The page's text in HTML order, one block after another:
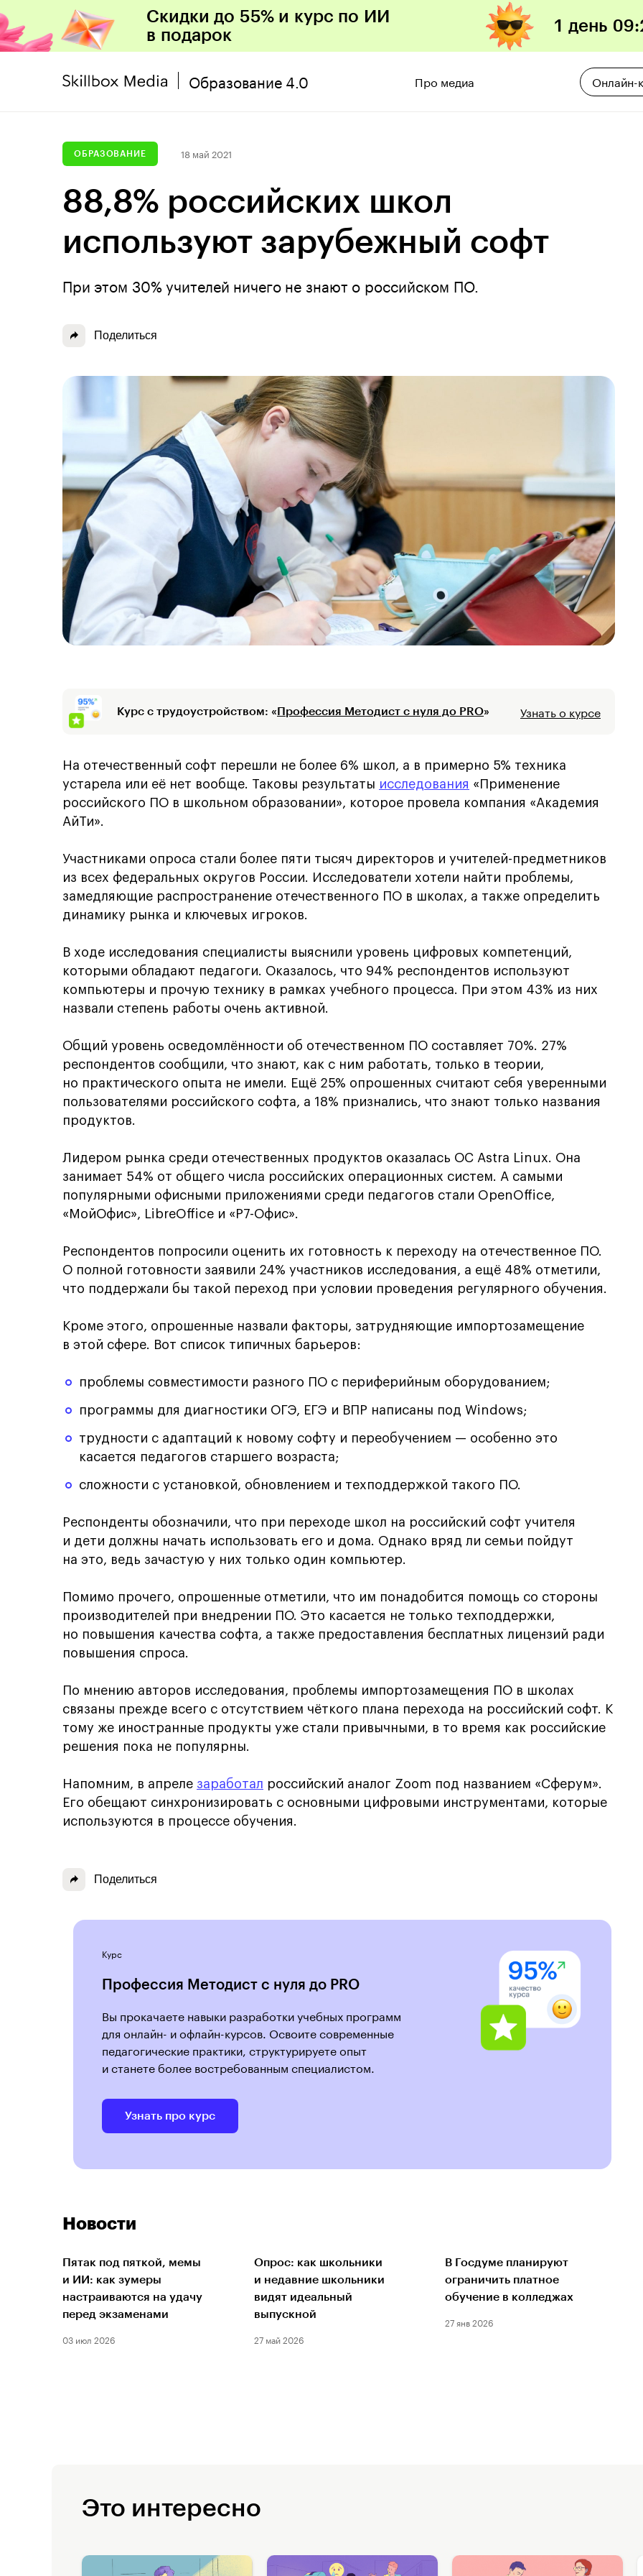
Скидки до 55% и курс по ИИ
в подарок
1 день 09:
Образование 4.0 Про медиа Онлайн-
ОБРАЗОВАНИЕ 18 май 2021
88,8% российских школ
используют зарубежный софт
При этом 30% учителей ничего не знают о российском ПО.
Поделиться
Курс с трудоустройством: « Профессия Методист с нуля до PRO» Узнать о курсе
На отечественный софт перешли не более 6% школ, а в примерно 5% техника
устарела или её нет вообще. Таковы результаты исследования «Применение
российского ПО в школьном образовании», которое провела компания «Академия
АйТи».
Участниками опроса стали более пяти тысяч директоров и учителей-предметников
из всех федеральных округов России. Исследователи хотели найти проблемы,
замедляющие распространение отечественного ПО в школах, а также определить
динамику рынка и ключевых игроков.
В ходе исследования специалисты выяснили уровень цифровых компетенций,
которыми обладают педагоги. Оказалось, что 94% респондентов используют
компьютеры и прочую технику в рамках учебного процесса. При этом 43% из них
назвали степень работы очень активной.
Общий уровень осведомлённости об отечественном ПО составляет 70%. 27%
респондентов сообщили, что знают, как с ним работать, только в теории,
но практического опыта не имели. Ещё 25% опрошенных считают себя уверенными
пользователями российского софта, а 18% признались, что знают только названия
продуктов.
Лидером рынка среди отечественных продуктов оказалась ОС Astra Linux. Она
занимает 54% от общего числа российских операционных систем. А самыми
популярными офисными приложениями среди педагогов стали OpenOffice,
«МойОфис», LibreOffice и «Р7-Офис».
Респондентов попросили оценить их готовность к переходу на отечественное ПО.
О полной готовности заявили 24% участников исследования, а ещё 48% отметили,
что поддержали бы такой переход при условии проведения регулярного обучения.
Кроме этого, опрошенные назвали факторы, затрудняющие импортозамещение
в этой сфере. Вот список типичных барьеров:
проблемы совместимости разного ПО с периферийным оборудованием;
программы для диагностики ОГЭ, ЕГЭ и ВПР написаны под Windows;
трудности с адаптаций к новому софту и переобучением — особенно это
касается педагогов старшего возраста;
сложности с установкой, обновлением и техподдержкой такого ПО.
Респонденты обозначили, что при переходе школ на российский софт учителя
и дети должны начать использовать его и дома. Однако вряд ли семьи пойдут
на это, ведь зачастую у них только один компьютер.
Помимо прочего, опрошенные отметили, что им понадобится помощь со стороны
производителей при внедрении ПО. Это касается не только техподдержки,
но повышения качества софта, а также предоставления бесплатных лицензий ради
повышения спроса.
По мнению авторов исследования, проблемы импортозамещения ПО в школах
связаны прежде всего с отсутствием чёткого плана перехода на российский софт. К
тому же иностранные продукты уже стали привычными, в то время как российские
решения пока не популярны.
Напомним, в апреле заработал российский аналог Zoom под названием «Сферум».
Его обещают синхронизировать с основными цифровыми инструментами, которые
используются в процессе обучения.
Поделиться
Курс
Профессия Методист с нуля до PRO
Вы прокачаете навыки разработки учебных программ
для онлайн- и офлайн-курсов. Освоите современные
педагогические практики, структурируете опыт
и станете более востребованным специалистом.
Узнать про курс
Новости
Пятак под пяткой, мемы
и ИИ: как зумеры
настраиваются на удачу
перед экзаменами
03 июл 2026
Опрос: как школьники
и недавние школьники
видят идеальный
выпускной
27 май 2026
В Госдуме планируют
ограничить платное
обучение в колледжах
27 янв 2026
Это интересно